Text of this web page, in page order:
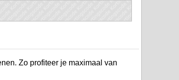
Zo profiteer je maximaal van